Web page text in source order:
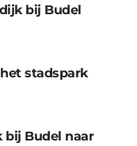
bij Budel
stadspark
bij Budel naar